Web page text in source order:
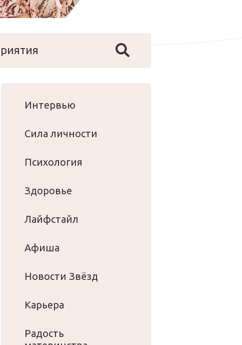
Интервью
Сила личности
Психология
Здоровье
Лайфстайл
Афиша
Новости Звёзд
Карьера
Радость